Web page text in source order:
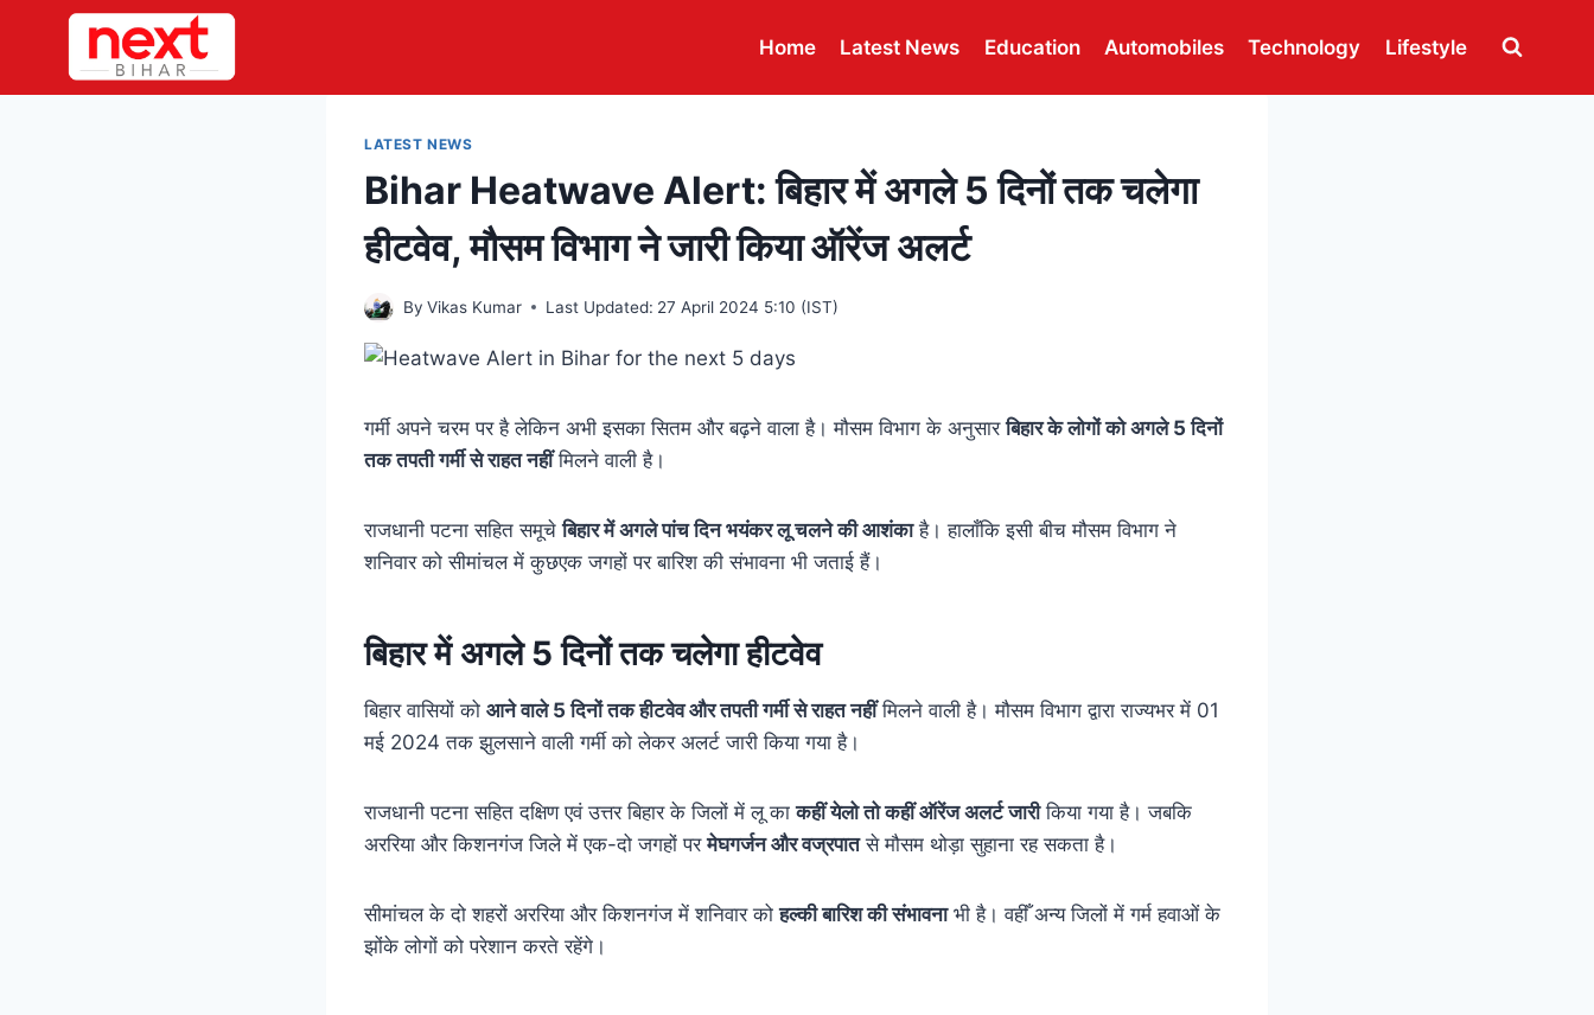
content
Home Latest News Education Automobiles Technology Lifestyle
LATEST NEWS
Bihar Heatwave Alert: बिहार में अगले 5 दिनों तक चलेगा
हीटवेव, मौसम विभाग ने जारी किया ऑरेंज अलर्ट
By Vikas Kumar Last Updated: 27 April 2024 5:10 (IST)
गर्मी अपने चरम पर है लेकिन अभी इसका सितम और बढ़ने वाला है। मौसम विभाग के अनुसारबिहार के लोगों को अगले 5 दिनों
तक तपती गर्मी से राहत नहींमिलने वाली है।
राजधानी पटना सहित समूचेबिहार में अगले पांच दिन भयंकर लू चलने की आशंकाहै। हालाँकि इसी बीच मौसम विभाग ने
शनिवार को सीमांचल में कुछएक जगहों पर बारिश की संभावना भी जताई हैं।
बिहार में अगले 5 दिनों तक चलेगा हीटवेव
बिहार वासियों को आने वाले 5 दिनों तक हीटवेव और तपती गर्मी से राहत नहींमिलने वाली है। मौसम विभाग द्वारा राज्यभर में 01
मई 2024 तक झुलसाने वाली गर्मी को लेकर अलर्ट जारी किया गया है।
राजधानी पटना सहित दक्षिण एवं उत्तर बिहार के जिलों में लू काकहीं येलो तो कहीं ऑरेंज अलर्ट जारीकिया गया है। जबकि
अररिया और किशनगंज जिले में एक-दो जगहों परमेघगर्जन और वज्रपातसे मौसम थोड़ा सुहाना रह सकता है।
सीमांचल के दो शहरों अररिया और किशनगंज में शनिवार कोहल्की बारिश कीसंभावनाभी है। वहीँ अन्य जिलों में गर्म हवाओं के
झोंके लोगों को परेशान करते रहेंगे।